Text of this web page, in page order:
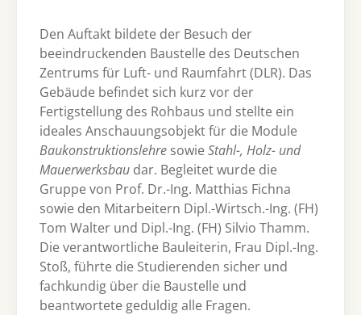
Den Auftakt bildete der Besuch der
beeindruckenden Baustelle des Deutschen
Zentrums für Luft- und Raumfahrt (DLR). Das
Gebäude befindet sich kurz vor der
Fertigstellung des Rohbaus und stellte ein
ideales Anschauungsobjekt für die Module
Baukonstruktionslehre sowie Stahl-, Holz- und
Mauerwerksbau dar. Begleitet wurde die
Gruppe von Prof. Dr.-Ing. Matthias Fichna
sowie den Mitarbeitern Dipl.-Wirtsch.-Ing. (FH)
Tom Walter und Dipl.-Ing. (FH) Silvio Thamm.
Die verantwortliche Bauleiterin, Frau Dipl.-Ing.
Stoß, führte die Studierenden sicher und
fachkundig über die Baustelle und
beantwortete geduldig alle Fragen.